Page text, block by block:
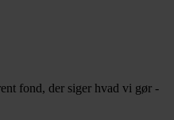
fond, der siger hvad vi gør -